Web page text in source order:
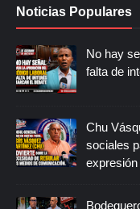
Noticias Populares
No hay
falta de
Chu
sociales
expresión